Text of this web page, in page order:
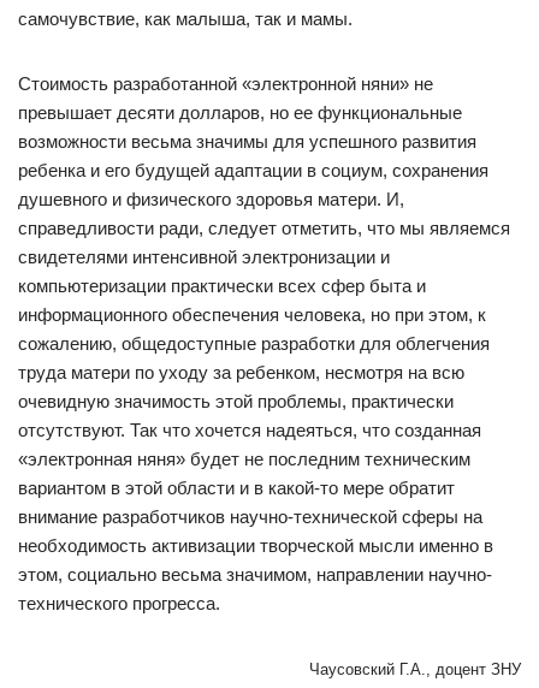
самочувствие, как малыша, так и мамы.
Стоимость разработанной «электронной няни» не
превышает десяти долларов, но ее функциональные
возможности весьма значимы для успешного развития
ребенка и его будущей адаптации в социум, сохранения
душевного и физического здоровья матери. И,
справедливости ради, следует отметить, что мы являемся
свидетелями интенсивной электронизации и
компьютеризации практически всех сфер быта и
информационного обеспечения человека, но при этом, к
сожалению, общедоступные разработки для облегчения
труда матери по уходу за ребенком, несмотря на всю
очевидную значимость этой проблемы, практически
отсутствуют. Так что хочется надеяться, что созданная
«электронная няня» будет не последним техническим
вариантом в этой области и в какой-то мере обратит
внимание разработчиков научно-технической сферы на
необходимость активизации творческой мысли именно в
этом, социально весьма значимом, направлении научно-
технического прогресса.
Чаусовский Г.А., доцент ЗНУ